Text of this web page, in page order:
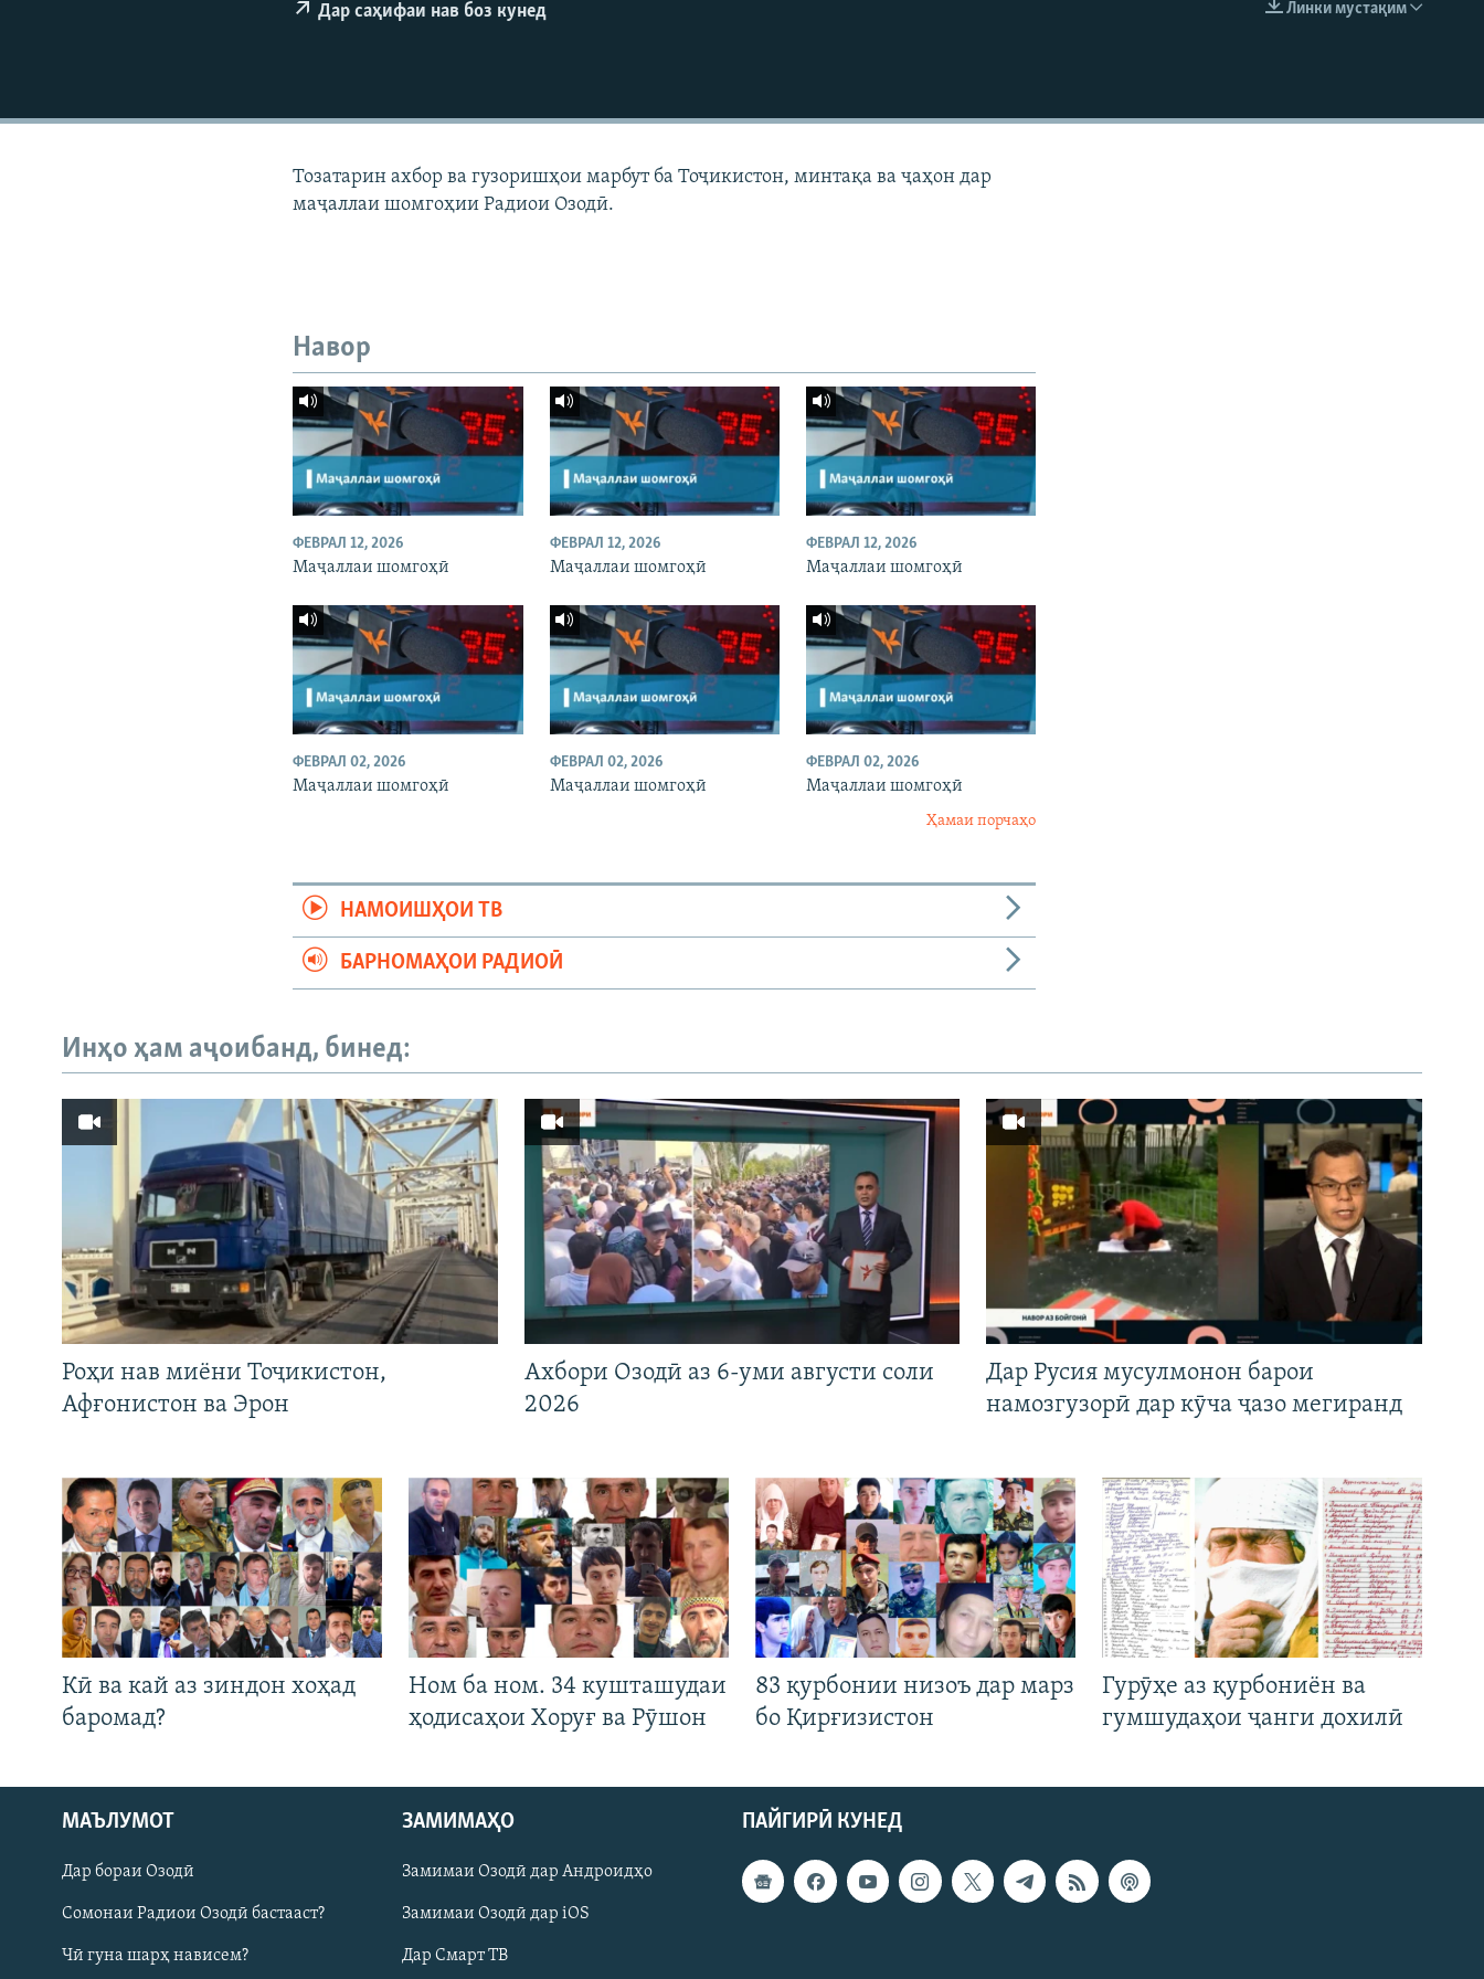
Русский
ПАЙГИРӢ КУНЕД
EMBED
Линки мустақим
Дар саҳифаи нав боз кунед
Тозатарин ахбор ва гузоришҳои марбут ба Тоҷикистон, минтақа ва ҷаҳон дар
маҷаллаи шомгоҳии Радиои Озодӣ.
Навор
ФЕВРАЛ 12, 2026
Маҷаллаи шомгоҳӣ
ФЕВРАЛ 12, 2026
Маҷаллаи шомгоҳӣ
ФЕВРАЛ 12, 2026
Маҷаллаи шомгоҳӣ
ФЕВРАЛ 02, 2026
Маҷаллаи шомгоҳӣ
ФЕВРАЛ 02, 2026
Маҷаллаи шомгоҳӣ
ФЕВРАЛ 02, 2026
Маҷаллаи шомгоҳӣ
Ҳамаи порчаҳо
НАМОИШҲОИ ТВ
БАРНОМАҲОИ РАДИОӢ
Инҳо ҳам аҷоибанд, бинед:
Роҳи нав миёни Тоҷикистон,
Афғонистон ва Эрон
Ахбори Озодӣ аз 6-уми августи соли
2026
Дар Русия мусулмонон барои
намозгузорӣ дар кӯча ҷазо мегиранд
Кӣ ва кай аз зиндон хоҳад
баромад?
Ном ба ном. 34 кушташудаи
ҳодисаҳои Хоруғ ва Рӯшон
83 қурбонии низоъ дар марз
бо Қирғизистон
Гурӯҳе аз қурбониён ва
гумшудаҳои ҷанги дохилӣ
ПАЙГИРӢ КУНЕД
МАЪЛУМОТ
Дар бораи Озодӣ
Сомонаи Радиои Озодӣ бастааст?
Чӣ гуна шарҳ нависем?
ЗАМИМАҲО
Замимаи Озодӣ дар Андроидҳо
Замимаи Озодӣ дар iOS
Дар Смарт ТВ